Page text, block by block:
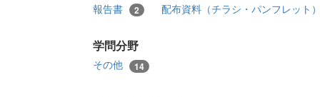
報告書 2 配布資料（チラシ・パンフレット
学問分野
その他 14